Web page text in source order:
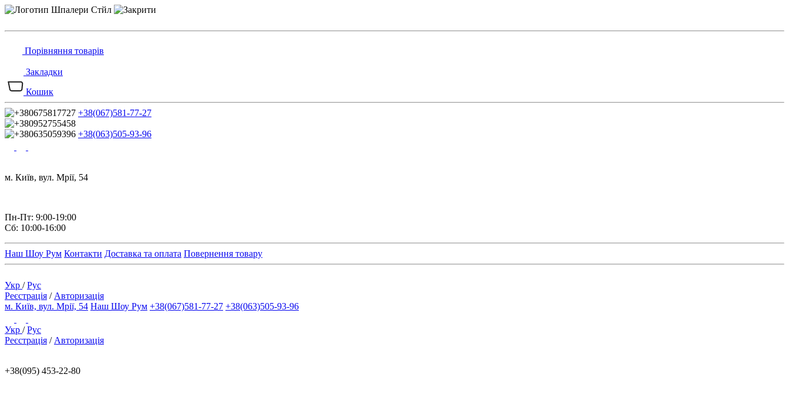
Порівняння товарів
Закладки
Кошик
+38(067)581-77-27
+38(063)505-93-96
м. Київ, вул. Мрії, 54
Пн-Пт: 9:00-19:00
Сб: 10:00-16:00
Наш Шоу Рум Контакти Доставка та оплата Повернення товару
Укр /Рус
Реєстрація / Авторизація
м. Київ, вул. Мрії, 54 Наш Шоу Рум +38(067)581-77-27 +38(063)505-93-96
Укр /Рус
Реєстрація / Авторизація
+38(095) 453-22-80